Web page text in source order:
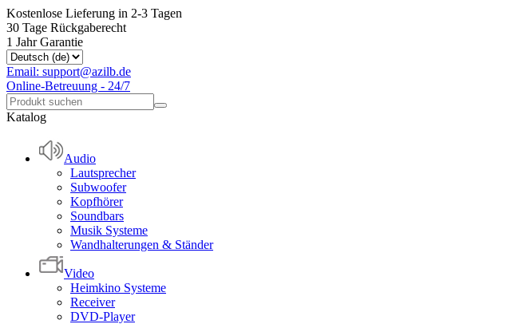
Kostenlose Lieferung in 2-3 Tagen
30 Tage Rückgaberecht
1 Jahr Garantie
Email: support@azilb.de
Online-Betreuung - 24/7
Katalog
Audio
Lautsprecher
Subwoofer
Kopfhörer
Soundbars
Musik Systeme
Wandhalterungen & Ständer
Video
Heimkino Systeme
Receiver
DVD-Player